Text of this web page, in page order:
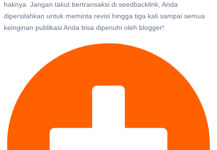
haknya. Jangan takut bertransaksi di seedbacklink, Anda
dipersilahkan untuk meminta revisi hingga tiga kali sampai semua
keinginan publikasi Anda bisa dipenuhi oleh blogger!